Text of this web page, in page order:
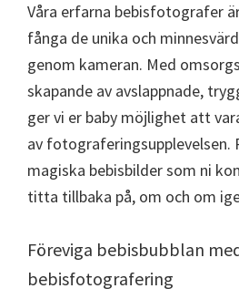
Våra erfarna bebisfotografer
fånga de unika och
genom kameran. Med
skapande av avslappnade,
ger vi er baby möjlighet att
av fotograferingsupplevelsen.
magiska bebisbilder som ni
titta tillbaka på, om och om
Föreviga bebisbubblan
bebisfotografering